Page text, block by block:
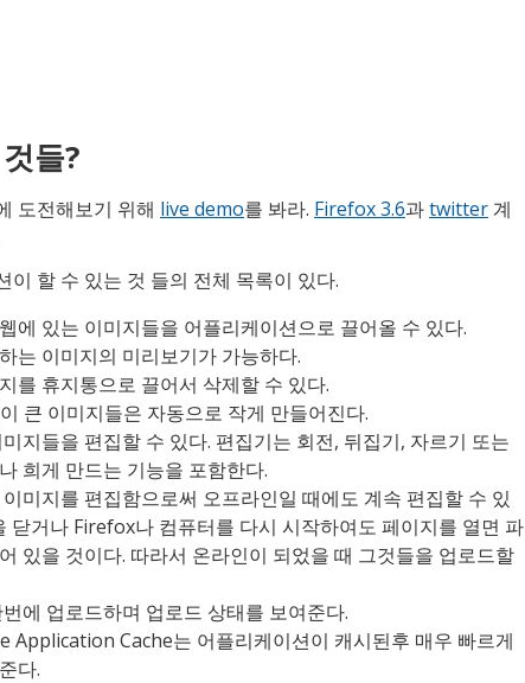
들?
도전해보기 위해 live demo를 봐라. Firefox 3.6과twitter 계
이 할 수 있는 것 들의 전체 목록이 있다.
에 있는 이미지들을 어플리케이션으로 끌어올 수 있다.
는 이미지의 미리보기가 가능하다.
를 휴지통으로 끌어서 삭제할 수 있다.
큰 이미지들은 자동으로 작게 만들어진다.
지들을 편집할 수 있다. 편집기는 회전, 뒤집기, 자르기 또는
희게 만드는 기능을 포함한다.
미지를 편집함으로써 오프라인일 때에도 계속 편집할 수 있
닫거나 Firefox나 컴퓨터를 다시 시작하여도 페이지를 열면 파
있을 것이다. 따라서 온라인이 되었을 때 그것들을 업로드할
에 업로드하며 업로드 상태를 보여준다.
Application Cache는 어플리케이션이 캐시된후 매우 빠르게
다.